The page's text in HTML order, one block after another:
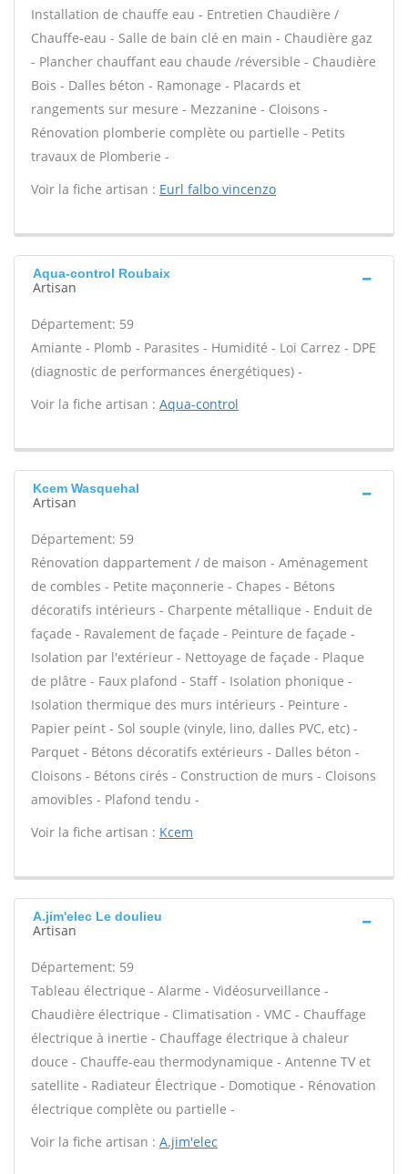
Installation de chauffe eau - Entretien Chaudière /
Chauffe-eau - Salle de bain clé en main - Chaudière gaz
- Plancher chauffant eau chaude /réversible - Chaudière
Bois - Dalles béton - Ramonage - Placards et
rangements sur mesure - Mezzanine - Cloisons -
Rénovation plomberie complète ou partielle - Petits
travaux de Plomberie -
Voir la fiche artisan : Eurl falbo vincenzo
Aqua-control Roubaix
Artisan
Département: 59
Amiante - Plomb - Parasites - Humidité - Loi Carrez - DPE
(diagnostic de performances énergétiques) -
Voir la fiche artisan : Aqua-control
Kcem Wasquehal
Artisan
Département: 59
Rénovation dappartement / de maison - Aménagement
de combles - Petite maçonnerie - Chapes - Bétons
décoratifs intérieurs - Charpente métallique - Enduit de
façade - Ravalement de façade - Peinture de façade -
Isolation par l'extérieur - Nettoyage de façade - Plaque
de plâtre - Faux plafond - Staff - Isolation phonique -
Isolation thermique des murs intérieurs - Peinture -
Papier peint - Sol souple (vinyle, lino, dalles PVC, etc) -
Parquet - Bétons décoratifs extérieurs - Dalles béton -
Cloisons - Bétons cirés - Construction de murs - Cloisons
amovibles - Plafond tendu -
Voir la fiche artisan : Kcem
A.jim'elec Le doulieu
Artisan
Département: 59
Tableau électrique - Alarme - Vidéosurveillance -
Chaudière électrique - Climatisation - VMC - Chauffage
électrique à inertie - Chauffage électrique à chaleur
douce - Chauffe-eau thermodynamique - Antenne TV et
satellite - Radiateur Électrique - Domotique - Rénovation
électrique complète ou partielle -
Voir la fiche artisan : A.jim'elec